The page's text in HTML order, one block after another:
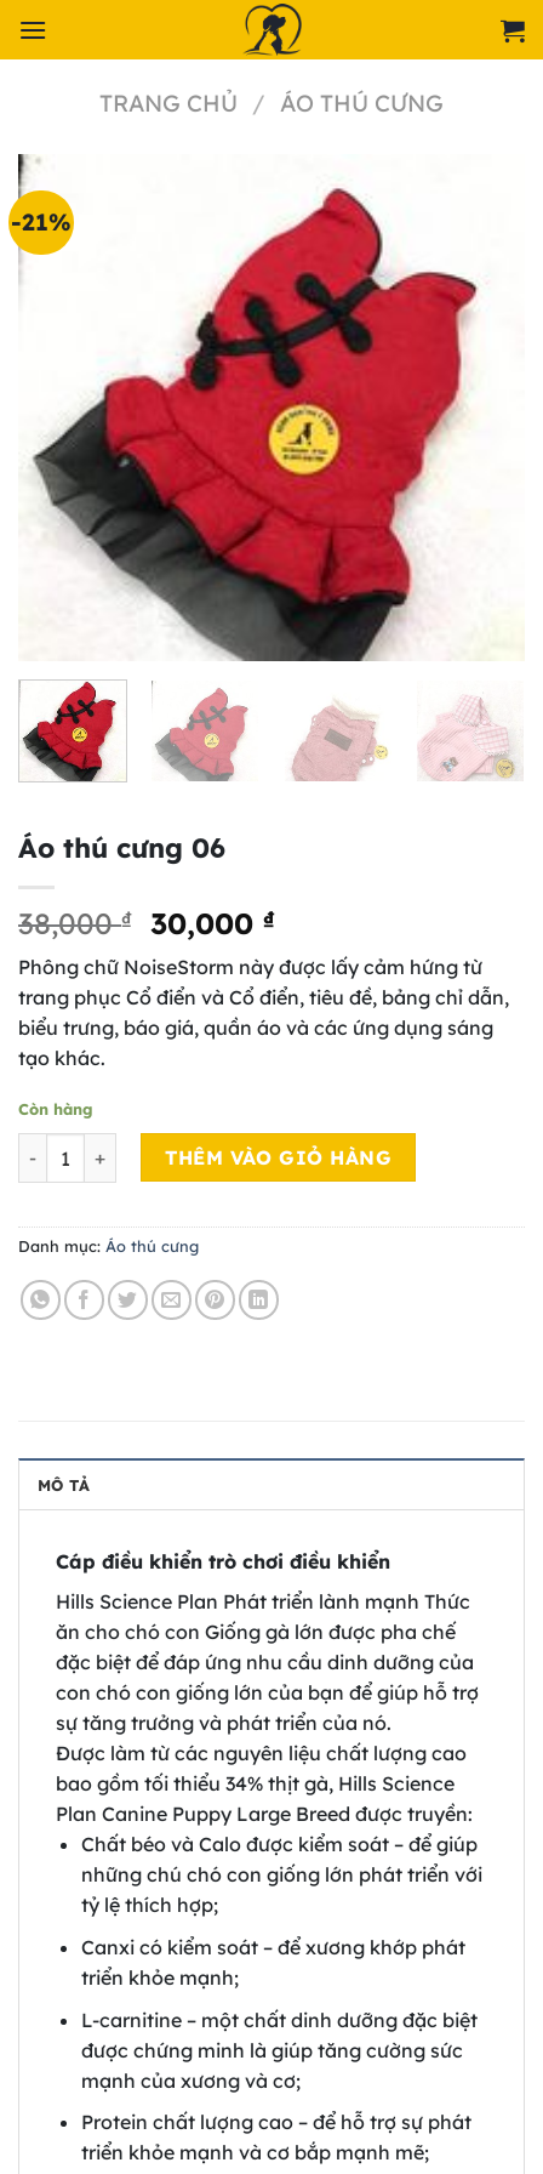
đến
TRANG CHỦ / ÁO THÚ CƯNG
-21%
Áo thú cưng 06
38,000₫
Original
price
was:
38,000 ₫.
30,000₫Current
price
is:
30,000 ₫.
Phông chữ NoiseStorm này được lấy cảm hứng từ
trang phục Cổ điển và Cổ điển, tiêu đề, bảng chỉ dẫn,
biểu trưng, báo giá, quần áo và các ứng dụng sáng
tạo khác.
Còn hàng
Áo thú cưng 06 số lượngTHÊM VÀO GIỎ HÀNG
Danh mục: Áo thú cưng
MÔ TẢ
Cáp điều khiển trò chơi điều khiển
Hills Science Plan Phát triển lành mạnh Thức
ăn cho chó con Giống gà lớn được pha chế
đặc biệt để đáp ứng nhu cầu dinh dưỡng của
con chó con giống lớn của bạn để giúp hỗ trợ
sự tăng trưởng và phát triển của nó.
Được làm từ các nguyên liệu chất lượng cao
bao gồm tối thiểu 34% thịt gà, Hills Science
Plan Canine Puppy Large Breed được truyền:
Chất béo và Calo được kiểm soát – để giúp
những chú chó con giống lớn phát triển với
tỷ lệ thích hợp;
Canxi có kiểm soát – để xương khớp phát
triển khỏe mạnh;
L-carnitine – một chất dinh dưỡng đặc biệt
được chứng minh là giúp tăng cường sức
mạnh của xương và cơ;
Protein chất lượng cao – để hỗ trợ sự phát
triển khỏe mạnh và cơ bắp mạnh mẽ;